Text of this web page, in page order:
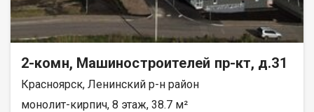
2-комн, Машиностроителей пр-кт, д.31
Красноярск, Ленинский р-н район
монолит-кирпич, 8 этаж, 38.7 м²